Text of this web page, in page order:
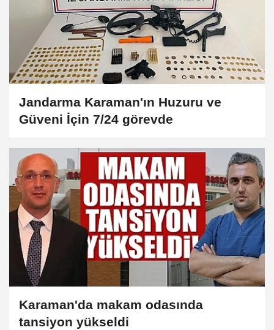
Jandarma Karaman'ın Huzuru ve
Güveni İçin 7/24 görevde
Karaman'da makam odasında
tansiyon yükseldi